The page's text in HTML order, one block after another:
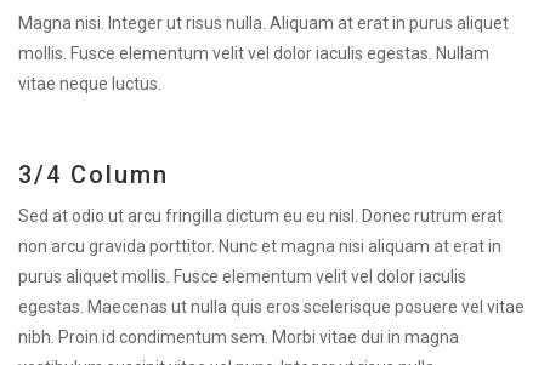
Magna nisi. Integer ut risus nulla. Aliquam at erat in purus aliquet
mollis. Fusce elementum velit vel dolor iaculis egestas. Nullam
vitae neque luctus.
3/4 Column
Sed at odio ut arcu fringilla dictum eu eu nisl. Donec rutrum erat
non arcu gravida porttitor. Nunc et magna nisi aliquam at erat in
purus aliquet mollis. Fusce elementum velit vel dolor iaculis
egestas. Maecenas ut nulla quis eros scelerisque posuere vel vitae
nibh. Proin id condimentum sem. Morbi vitae dui in magna